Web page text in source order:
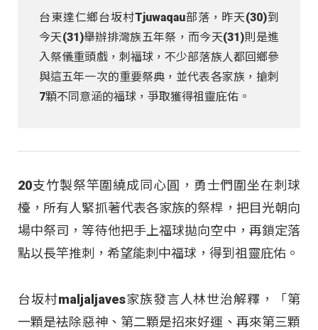
台東達仁鄉台坂村Tjuwaqau部落，昨天(30)到
今天(31)舉辦排灣族五年祭，而今天(31)則是進
入祭儀重頭戲，刺福球，不少部落族人都回鄉參
與這五年一次的重要祭典，並代表各家族，搶刺
7顆不同意涵的福球，爭取獲得祖靈庇佑。
20支竹製祭竿圍繞成同心圓，勇士們圍坐在刺球
檯，所有人緊抓著代表各家族的祭桿，把目光朝向
場中祭司，等待他把手上福球拋向空中，再鎖定落
點以長竿推刺，希望能刺中福球，得到祖靈庇佑。
台坂村maljaljaves家族發言人林世治解釋，「第
一顆是袪除惡神、第二顆是招來好運、再來第三顆